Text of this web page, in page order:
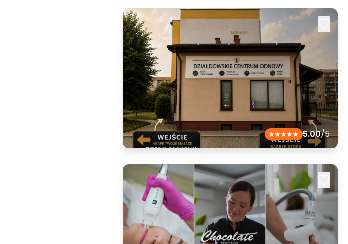
5.00/5